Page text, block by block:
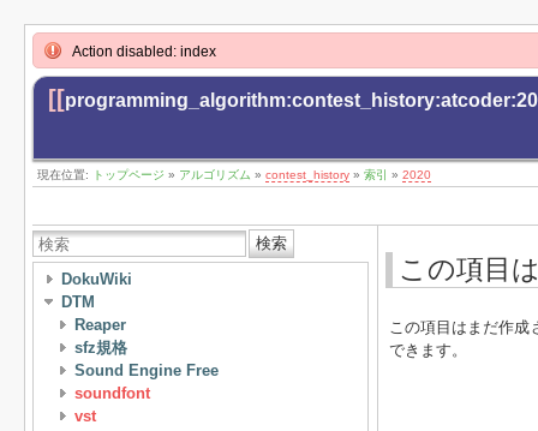
Action disabled: index
[[
現在位置: トップページ » アルゴリズム » contest_history » 索引 » 2020
検索
DokuWiki
DTM
Reaper
sfz規格
Sound Engine Free
soundfont
vst
この項目
この項目はまだ作成
できます。